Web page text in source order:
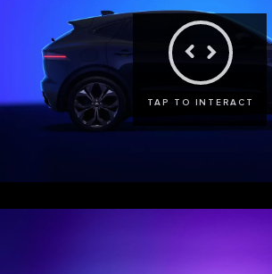
TAP TO INTERACT